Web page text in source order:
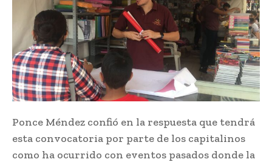
Ponce Méndez confió en la respuesta que tendrá
esta convocatoria por parte de los capitalinos
como ha ocurrido con eventos pasados donde la